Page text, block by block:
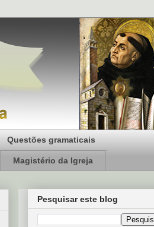
Questões gramaticais
Magistério da Igreja
Pesquisar este blog